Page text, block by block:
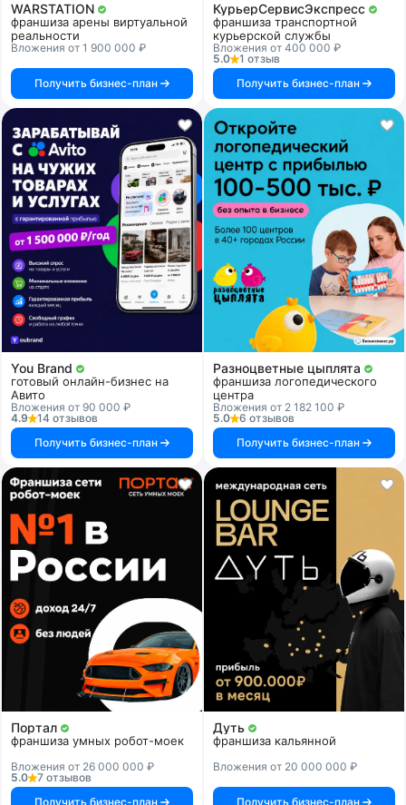
WARSTATION
франшиза арены виртуальной
реальности
Вложения от 1 900 000 ₽
Получить бизнес-план
КурьерСервисЭкспресс
франшиза транспортной
курьерской службы
Вложения от 400 000 ₽
5.0
1 отзыв
Получить бизнес-план
You Brand
готовый онлайн-бизнес на
Авито
Вложения от 90 000 ₽
4.9
14 отзывов
Получить бизнес-план
Разноцветные цыплята
франшиза логопедического
центра
Вложения от 2 182 100 ₽
5.0
6 отзывов
Получить бизнес-план
Портал
франшиза умных робот-моек
Вложения от 26 000 000 ₽
5.0
7 отзывов
Получить бизнес-план
Дуть
франшиза кальянной
Вложения от 20 000 000 ₽
Получить бизнес-план